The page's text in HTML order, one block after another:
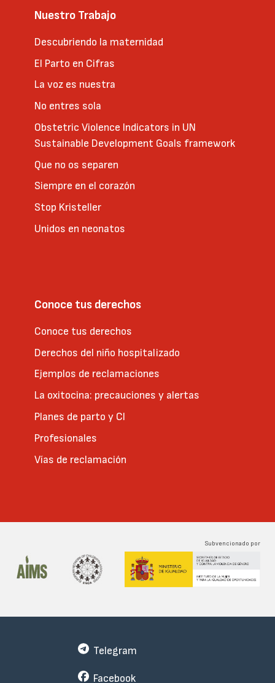
Nuestro Trabajo
Descubriendo la maternidad
El Parto en Cifras
La voz es nuestra
No entres sola
Obstetric Violence Indicators in UN
Sustainable Development Goals framework
Que no os separen
Siempre en el corazón
Stop Kristeller
Unidos en neonatos
Conoce tus derechos
Conoce tus derechos
Derechos del niño hospitalizado
Ejemplos de reclamaciones
La oxitocina: precauciones y alertas
Planes de parto y CI
Profesionales
Vías de reclamación
Subvencionado por
Telegram
Facebook